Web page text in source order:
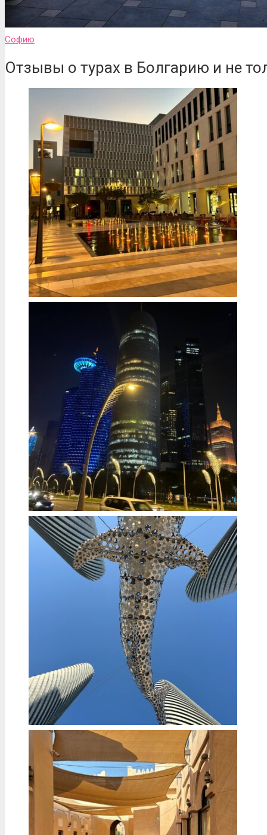
Софию
Отзывы о турах в Болгарию и не